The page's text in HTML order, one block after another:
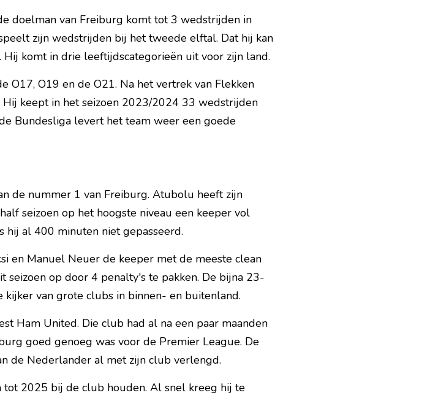
doelman van Freiburg komt tot 3 wedstrijden in
zijn wedstrijden bij het tweede elftal. Dat hij kan
komt in drie leeftijdscategorieën uit voor zijn land.
O19 en de O21. Na het vertrek van Flekken
keept in het seizoen 2023/2024 33 wedstrijden
Bundesliga levert het team weer een goede
de nummer 1 van Freiburg. Atubolu heeft zijn
seizoen op het hoogste niveau een keeper vol
hij al 400 minuten niet gepasseerd.
en Manuel Neuer de keeper met de meeste clean
seizoen op door 4 penalty's te pakken. De bijna 23-
van grote clubs in binnen- en buitenland.
Ham United. Die club had al na een paar maanden
goed genoeg was voor de Premier League. De
de Nederlander al met zijn club verlengd.
tot 2025 bij de club houden. Al snel kreeg hij te